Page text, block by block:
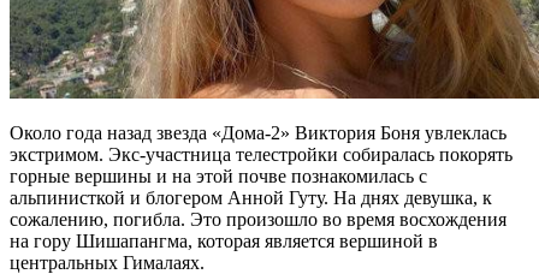
Около года назад звезда «Дома-2» Виктория Боня увлеклась
экстримом. Экс-участница телестройки собиралась покорять
горные вершины и на этой почве познакомилась с
альпинисткой и блогером Анной Гуту. На днях девушка, к
сожалению, погибла. Это произошло во время восхождения
на гору Шишапангма, которая является вершиной в
центральных Гималаях.